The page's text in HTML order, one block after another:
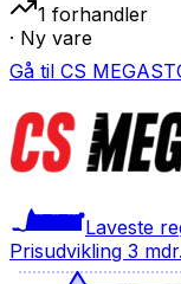
1 forhandler
· Ny vare
Gå til CS
Laveste
Prisudvikling 3 mdr.